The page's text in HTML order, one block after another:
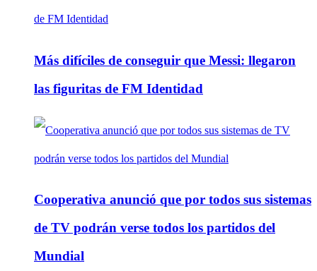
Más difíciles de conseguir que Messi: llegaron
las figuritas de FM Identidad
Cooperativa anunció que por todos sus sistemas
de TV podrán verse todos los partidos del
Mundial